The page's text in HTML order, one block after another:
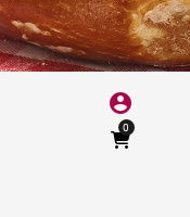
account_circle
0